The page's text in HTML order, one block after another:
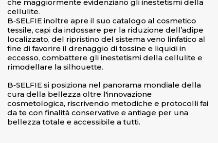
che maggiormente evidenziano gli inestetismi della
cellulite.
B-SELFIE inoltre apre il suo catalogo al cosmetico
tessile, capi da indossare per la riduzione dell’adipe
localizzato, del ripristino del sistema veno linfatico al
fine di favorire il drenaggio di tossine e liquidi in
eccesso, combattere gli inestetismi della cellulite e
rimodellare la silhouette.
B-SELFIE si posiziona nel panorama mondiale della
cura della bellezza oltre l'innovazione
cosmetologica, riscrivendo metodiche e protocolli fai
da te con finalità conservative e antiage per una
bellezza totale e accessibile a tutti.